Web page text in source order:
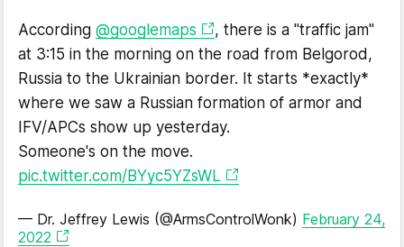
According @googlemaps
, there is a "traffic jam"
at 3:15 in the morning on the road from Belgorod,
Russia to the Ukrainian border. It starts *exactly*
where we saw a Russian formation of armor and
IFV/APCs show up yesterday.
Someone's on the move.
pic.twitter.com/BYyc5YZsWL
— Dr. Jeffrey Lewis (@ArmsControlWonk) February 24,
2022